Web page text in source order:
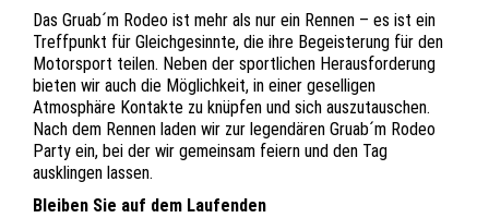
Das Gruab´m Rodeo ist mehr als nur ein Rennen – es ist ein
Treffpunkt für Gleichgesinnte, die ihre Begeisterung für den
Motorsport teilen. Neben der sportlichen Herausforderung
bieten wir auch die Möglichkeit, in einer geselligen
Atmosphäre Kontakte zu knüpfen und sich auszutauschen.
Nach dem Rennen laden wir zur legendären Gruab´m Rodeo
Party ein, bei der wir gemeinsam feiern und den Tag
ausklingen lassen.
Bleiben Sie auf dem Laufenden